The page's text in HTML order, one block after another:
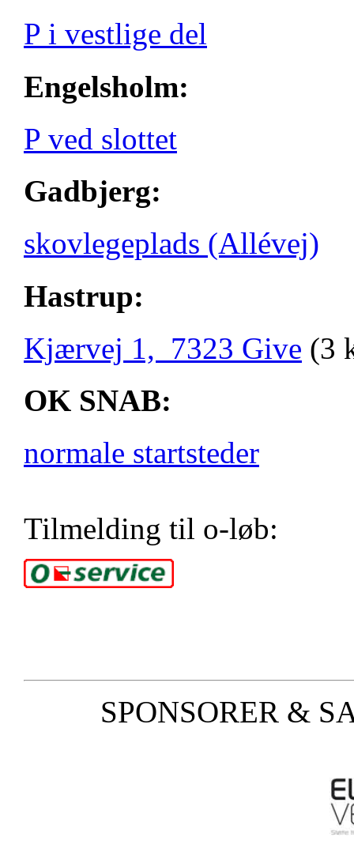
P i vestlige del
Engelsholm:
P ved slottet
Gadbjerg:
skovlegeplads (Allévej)
Hastrup:
Kjærvej 1, 7323 Give (3
OK SNAB:
normale startsteder
Tilmelding til o-løb:
SPONSORER &